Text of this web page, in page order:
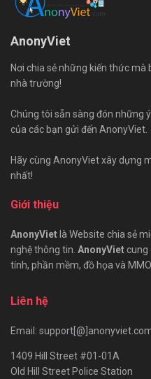
AnonyViet
Nơi chia sẻ những kiến thức
nhà trường!
Chúng tôi sẵn sàng đón những
của các bạn gửi đến AnonyViet.
Hãy cùng AnonyViet xây dựng
nhất!
Giới thiệu
AnonyViet là Website chia sẻ
nghệ thông tin. AnonyViet cung
tính, phần mềm, đồ họa và
Liên hệ
Email:
1409 Hill Street #01-01A
Old Hill Street Police Station